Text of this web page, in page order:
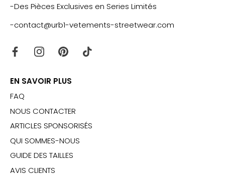
-Des Pièces Exclusives en Series Limités
-contact@urb1-vetements-streetwear.com
EN SAVOIR PLUS
FAQ
NOUS CONTACTER
ARTICLES SPONSORISÉS
QUI SOMMES-NOUS
GUIDE DES TAILLES
AVIS CLIENTS